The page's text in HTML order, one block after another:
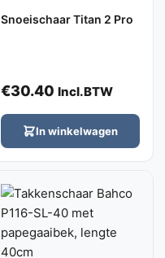
Snoeischaar Titan 2 Pro
€30.40 Incl.BTW
In winkelwagen